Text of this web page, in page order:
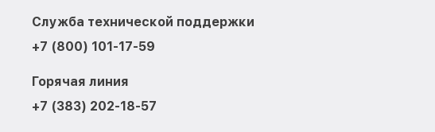
Служба технической поддержки
+7 (800) 101-17-59
Горячая линия
+7 (383) 202-18-57